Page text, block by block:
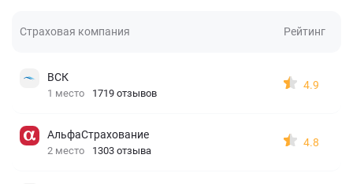
Страховая компания Рейтинг
ВСК
1 место 1719 отзывов
4.9
АльфаСтрахование
2 место 1303 отзыва
4.8